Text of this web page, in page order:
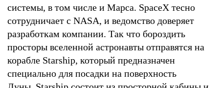
системы, в том числе и Марса. SpaceX тесно
сотрудничает с NASA, и ведомство доверяет
разработкам компании. Так что бороздить
просторы вселенной астронавты отправятся на
корабле Starship, который предназначен
специально для посадки на поверхность